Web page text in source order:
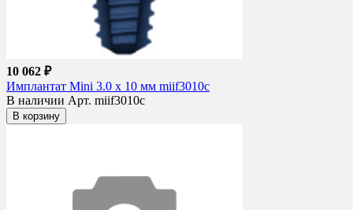
10 062 ₽
Имплантат Mini 3.0 x 10 мм miif3010c
В наличии Арт. miif3010c
В корзину